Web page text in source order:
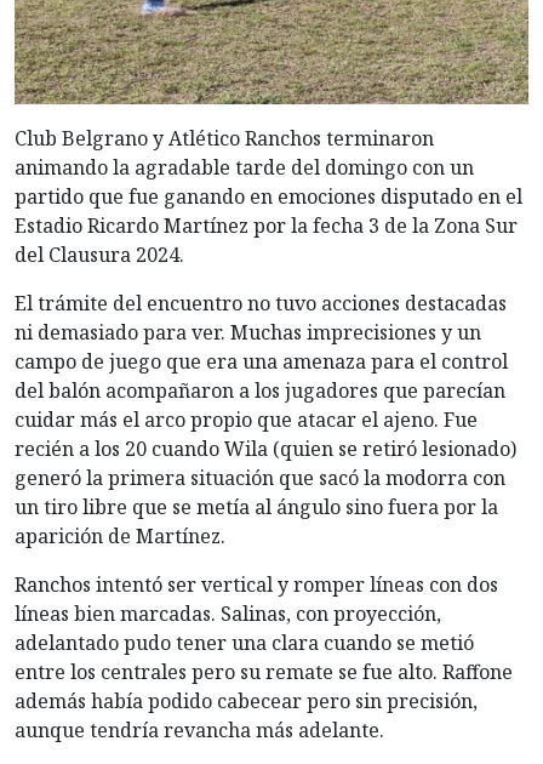
Club Belgrano y Atlético Ranchos terminaron
animando la agradable tarde del domingo con un
partido que fue ganando en emociones disputado en el
Estadio Ricardo Martínez por la fecha 3 de la Zona Sur
del Clausura 2024.
El trámite del encuentro no tuvo acciones destacadas
ni demasiado para ver. Muchas imprecisiones y un
campo de juego que era una amenaza para el control
del balón acompañaron a los jugadores que parecían
cuidar más el arco propio que atacar el ajeno. Fue
recién a los 20 cuando Wila (quien se retiró lesionado)
generó la primera situación que sacó la modorra con
un tiro libre que se metía al ángulo sino fuera por la
aparición de Martínez.
Ranchos intentó ser vertical y romper líneas con dos
líneas bien marcadas. Salinas, con proyección,
adelantado pudo tener una clara cuando se metió
entre los centrales pero su remate se fue alto. Raffone
además había podido cabecear pero sin precisión,
aunque tendría revancha más adelante.